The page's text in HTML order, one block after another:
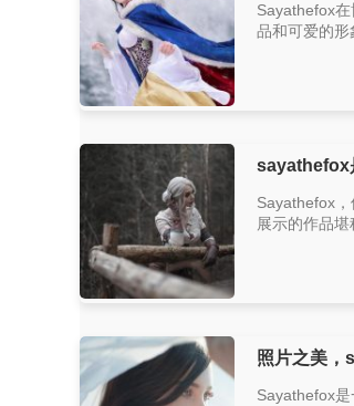
Sayathefox
品和可爱的
sayathefox
Sayathefox
展示的作品
照片之美，
Sayathefox